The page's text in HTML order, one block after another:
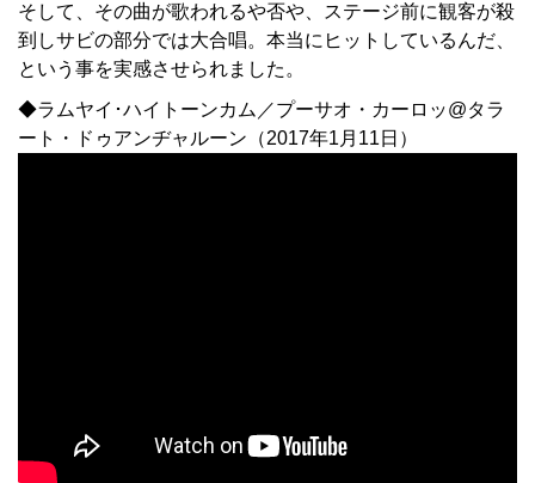
そして、その曲が歌われるや否や、ステージ前に観客が殺
到しサビの部分では大合唱。本当にヒットしているんだ、
という事を実感させられました。
◆ラムヤイ･ハイトーンカム／プーサオ・カーロッ@タラ
ート・ドゥアンヂャルーン（2017年1月11日）